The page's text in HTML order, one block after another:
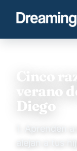
Cinco
verano
Diego
1. Aprenden
alejan a tus